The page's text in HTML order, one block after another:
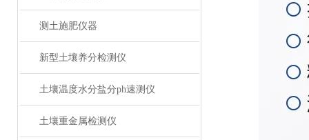
测土施肥仪器
新型土壤养分检测仪
土壤温度水分盐分ph速测仪
土壤重金属检测仪